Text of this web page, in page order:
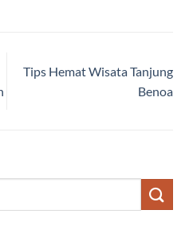
Tips Hemat Wisata Tanjung
Benoa